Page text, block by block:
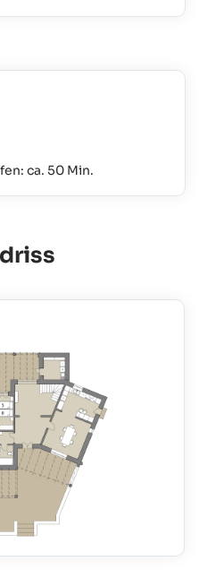
ca. 50 Min.